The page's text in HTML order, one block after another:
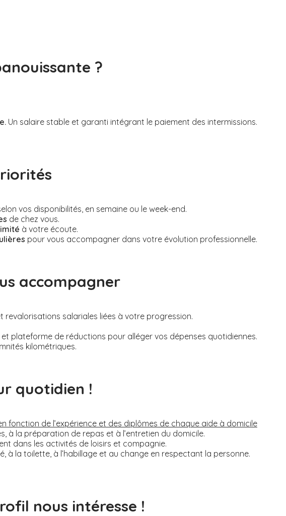
?
Un salaire stable et garanti intégrant le paiement des intermissions.
vos disponibilités, en semaine ou le week-end.
de chez vous.
à votre écoute.
pour vous accompagner dans votre évolution professionnelle.
accompagner
salariales liées à votre progression.
plateforme de réductions pour alléger vos dépenses quotidiennes.
kilométriques.
quotidien !
fonction de l’expérience et des diplômes de chaque aide à domicile
à la préparation de repas et à l’entretien du domicile.
dans les activités de loisirs et compagnie.
à la toilette, à l’habillage et au change en respectant la personne.
nous intéresse !